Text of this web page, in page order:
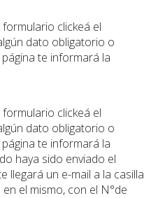
clickeá el
dato obligatorio o
te informará la
clickeá el
dato obligatorio o
te informará la
haya sido enviado el
llegará un e-mail a la casilla
el mismo, con el N°de